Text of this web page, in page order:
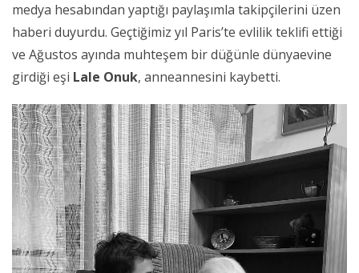
medya hesabından yaptığı paylaşımla takipçilerini üzen
haberi duyurdu. Geçtiğimiz yıl Paris’te evlilik teklifi ettiği
ve Ağustos ayında muhteşem bir düğünle dünyaevine
girdiği eşi Lale Onuk, anneannesini kaybetti.